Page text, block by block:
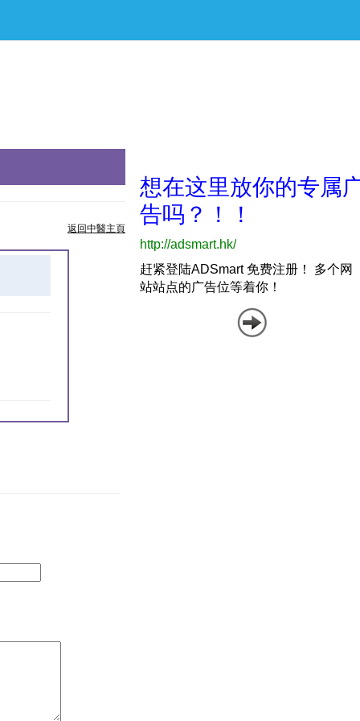
返回中醫主頁